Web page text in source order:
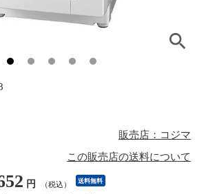
販売店：コジマ
この販売店の送料について
円 （税込） 送料無料